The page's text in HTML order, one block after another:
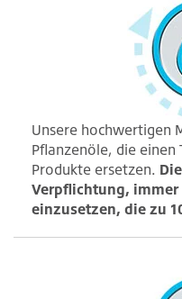
Unsere hochwertigen
Pflanzenöle, die einen
Produkte ersetzen.
Verpflichtung, immer
einzusetzen, die zu